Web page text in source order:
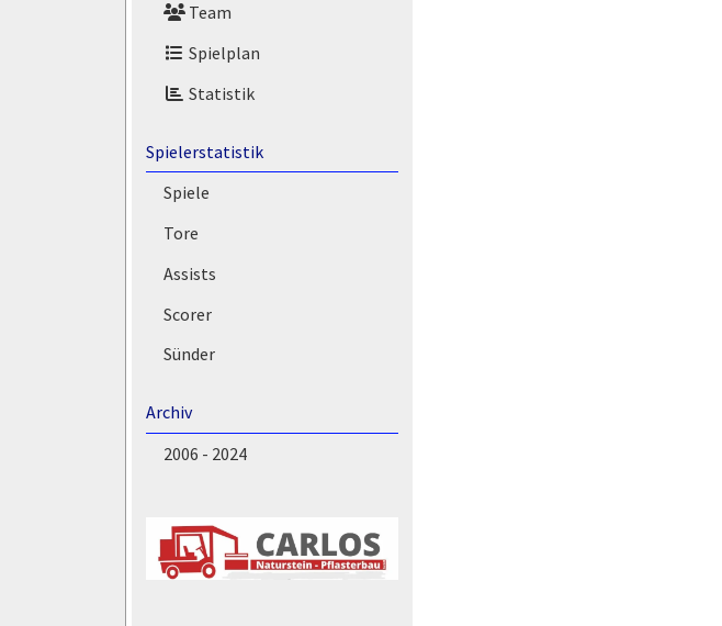
Team
Spielplan
Statistik
Spielerstatistik
Spiele
Tore
Assists
Scorer
Sünder
Archiv
2006 - 2024